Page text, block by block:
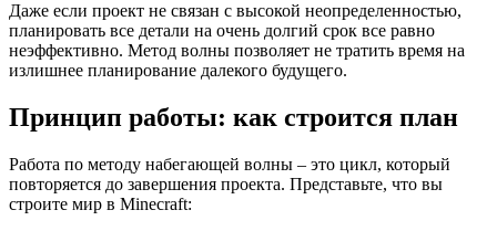
Даже если проект не связан с высокой неопределенностью,
планировать все детали на очень долгий срок все равно
неэффективно. Метод волны позволяет не тратить время на
излишнее планирование далекого будущего.
Принцип работы: как строится план
Работа по методу набегающей волны – это цикл, который
повторяется до завершения проекта. Представьте, что вы
строите мир в Minecraft: